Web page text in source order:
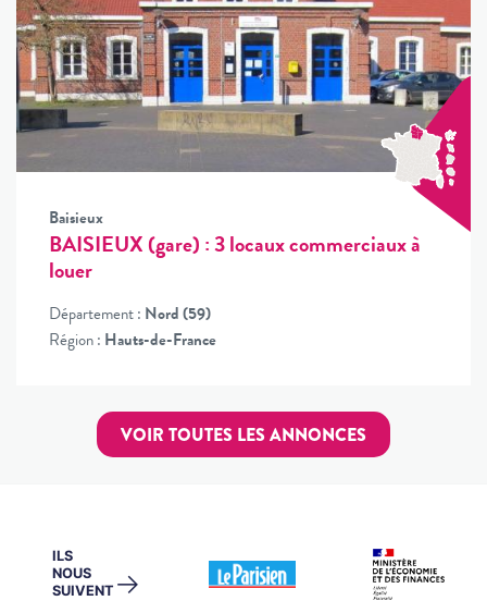
Baisieux
BAISIEUX (gare) : 3 locaux commerciaux à
louer
Département : Nord (59)
Région : Hauts-de-France
VOIR TOUTES LES ANNONCES
ILS
NOUS
SUIVENT →